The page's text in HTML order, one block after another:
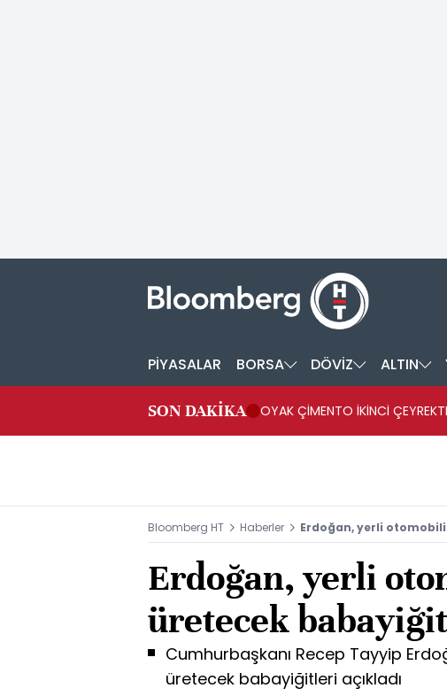
PİYASALAR BORSA DÖVİZ ALTIN
SON DAKİKA OYAK ÇİMENTO İKİNCİ
Bloomberg HT Haberler Erdoğan, yerli
Erdoğan, yerli
üretecek
Cumhurbaşkanı Recep Tayyip
üretecek babayiğitleri açıkladı